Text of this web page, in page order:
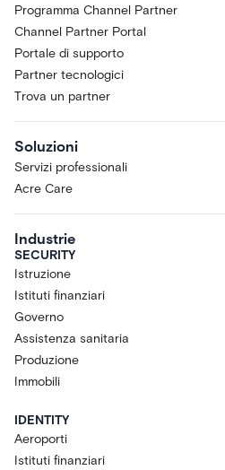
Programma Channel Partner
Channel Partner Portal
Portale di supporto
Partner tecnologici
Trova un partner
Soluzioni
Servizi professionali
Acre Care
Industrie
SECURITY
Istruzione
Istituti finanziari
Governo
Assistenza sanitaria
Produzione
Immobili
IDENTITY
Aeroporti
Istituti finanziari